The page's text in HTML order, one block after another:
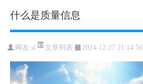
什么是质量信息
网友:sl 文章列表 2024-12-27 21:14:56